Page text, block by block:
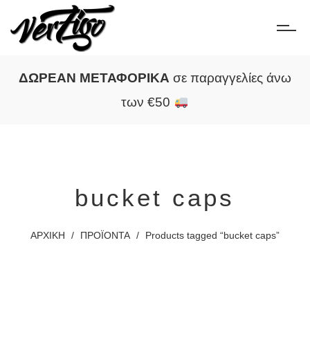
ΔΩΡΕΑΝ ΜΕΤΑΦΟΡΙΚΑ σε παραγγελίες άνω
των €50
bucket caps
ΑΡΧΙΚΗ / ΠΡΟΪΟΝΤΑ / Products tagged “bucket caps”